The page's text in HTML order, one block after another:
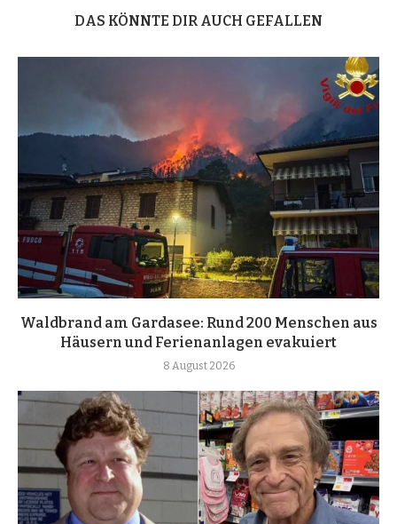
DAS KÖNNTE DIR AUCH GEFALLEN
Waldbrand am Gardasee: Rund 200 Menschen aus
Häusern und Ferienanlagen evakuiert
8 August 2026